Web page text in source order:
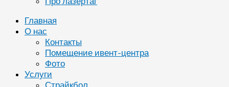
Главная
О нас
Контакты
Помещение ивент-центра
Фото
Услуги
Страйкбол